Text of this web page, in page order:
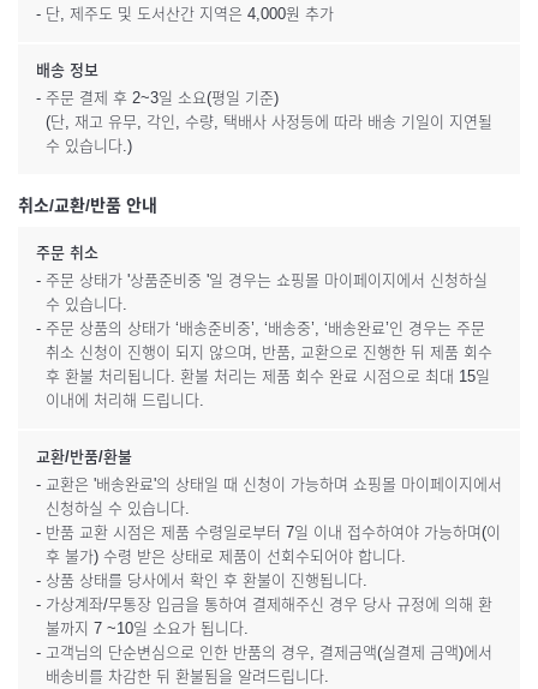
- 단, 제주도 및 도서산간 지역은 4,000원 추가
배송 정보
- 주문 결제 후 2~3일 소요(평일 기준)
(단, 재고 유무, 각인, 수량, 택배사 사정등에 따라 배송 기일이 지연될
수 있습니다.)
취소/교환/반품 안내
주문 취소
- 주문 상태가 '상품준비중 '일 경우는 쇼핑몰 마이페이지에서 신청하실
수 있습니다.
- 주문 상품의 상태가 ‘배송준비중’, ‘배송중’, ‘배송완료’인 경우는 주문
취소 신청이 진행이 되지 않으며, 반품, 교환으로 진행한 뒤 제품 회수
후 환불 처리됩니다. 환불 처리는 제품 회수 완료 시점으로 최대 15일
이내에 처리해 드립니다.
교환/반품/환불
- 교환은 '배송완료'의 상태일 때 신청이 가능하며 쇼핑몰 마이페이지에서
신청하실 수 있습니다.
- 반품 교환 시점은 제품 수령일로부터 7일 이내 접수하여야 가능하며(이
후 불가) 수령 받은 상태로 제품이 선회수되어야 합니다.
- 상품 상태를 당사에서 확인 후 환불이 진행됩니다.
- 가상계좌/무통장 입금을 통하여 결제해주신 경우 당사 규정에 의해 환
불까지 7 ~10일 소요가 됩니다.
- 고객님의 단순변심으로 인한 반품의 경우, 결제금액(실결제 금액)에서
배송비를 차감한 뒤 환불됨을 알려드립니다.